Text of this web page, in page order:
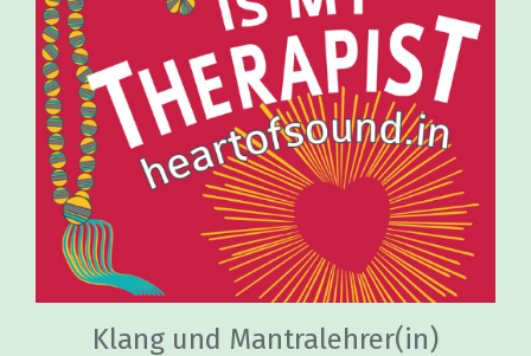
Klang und Mantralehrer(in)